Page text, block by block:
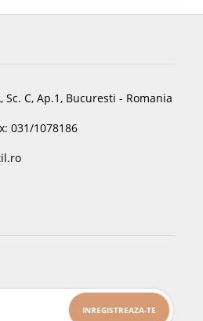
Sc. C, Ap.1, Bucuresti - Romania
031/1078186